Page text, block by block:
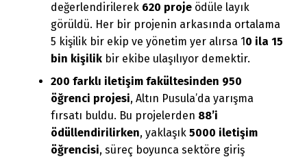
değerlendirilerek 620 proje ödüle layık
görüldü. Her bir projenin arkasında ortalama
5 kişilik bir ekip ve yönetim yer alırsa 10 ila 15
bin kişilik bir ekibe ulaşılıyor demektir.
200 farklı iletişim fakültesinden 950
öğrenci projesi, Altın Pusula’da yarışma
fırsatı buldu. Bu projelerden 88’i
ödüllendirilirken, yaklaşık 5000 iletişim
öğrencisi, süreç boyunca sektöre giriş